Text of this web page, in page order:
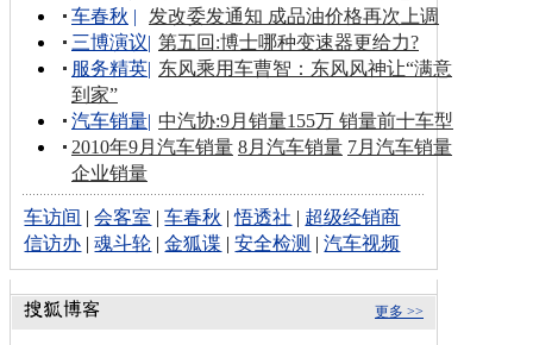
车春秋 |
发改委发通知 成品油价格再次上调
三博演议| 第五回:博士哪种变速器更给力?
服务精英| 东风乘用车曹智：东风风神让“满意
到家”
汽车销量| 中汽协:9月销量155万 销量前十车型
2010年9月汽车销量 8月汽车销量 7月汽车销量
企业销量
车访间 |会客室 |车春秋 |悟透社 | 超级经销商
信访办 |魂斗轮 |金狐谍 |安全检测 |汽车视频
更多 >>